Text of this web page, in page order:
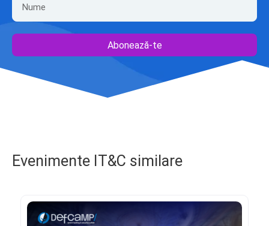
Abonează-te
Evenimente IT&C similare